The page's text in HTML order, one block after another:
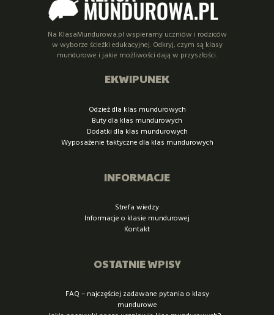
Na KlasaMundurowa.pl wspieramy uczniów i rodziców
w wyborze ścieżki edukacyjnej. Odkryj, czym są klasy
mundurowe i jakie możliwości dają w przyszłości.
EKWIPUNEK
Odzież dla klas mundurowych
Buty dla klas mundurowych
Dodatki dla klas mundurowych
Wyposażenie taktyczne dla klas mundurowych
INFORMACJE
Strefa wiedzy
Informacje o klasie mundurowej
Kontakt
OSTATNIE WPISY
FAQ – najczęściej zadawane pytania o klasy
mundurowe